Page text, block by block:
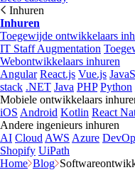
Inhuren
Inhuren
Toegewijde ontwikkelaars
IT Staff Augmentation
Webontwikkelaars inhuren
Angular React.js Vue.js
stack .NET Java PHP Python
Mobiele ontwikkelaars
iOS Android Kotlin React
Andere ingenieurs inhuren
AI Cloud AWS Azure
Shopify UiPath
Home Blog